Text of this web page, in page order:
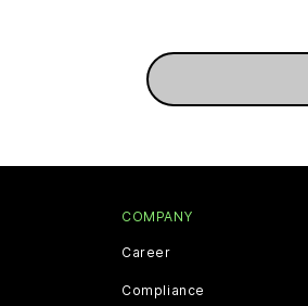
COMPANY
Career
Compliance